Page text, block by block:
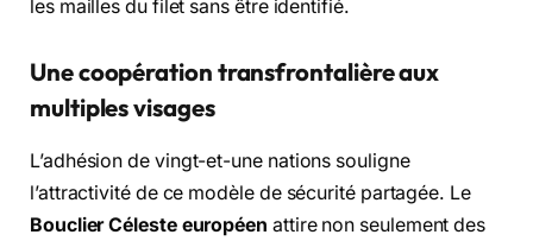
les mailles du filet sans être identifié.
Une coopération transfrontalière aux
multiples visages
L’adhésion de vingt-et-une nations souligne
l’attractivité de ce modèle de sécurité partagée. Le
Bouclier Céleste européen attire non seulement des